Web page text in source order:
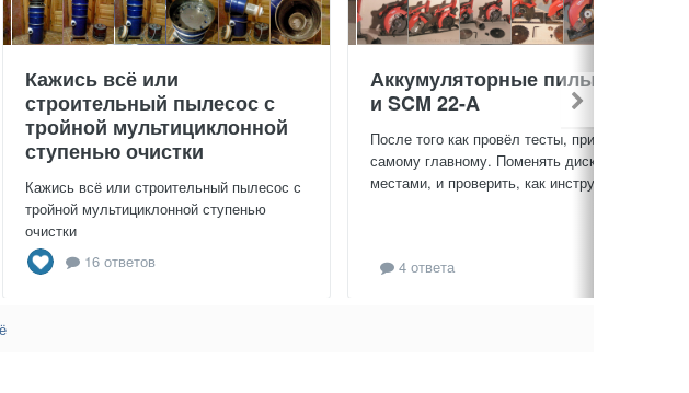
Кажись всё или
строительный пылесос с
тройной мультициклонной
ступенью очистки
Кажись всё или строительный пылесос с
тройной мультициклонной ступенью
очистки
16 ответов
Аккумуляторные пилы SCW
и SCM 22-A
После того как провёл тесты, приступил к
самому главному. Поменять диски
местами, и проверить, как инструмент...
4 ответа